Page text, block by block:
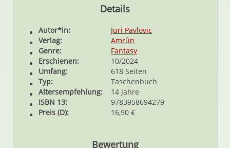
Details
Autor*in:
Juri Pavlovic
Verlag:
Amrûn
Genre:
Fantasy
Erschienen:
10/2024
Umfang:
618 Seiten
Typ:
Taschenbuch
Altersempfehlung:
14 Jahre
ISBN 13:
9783958694279
Preis (D):
16,90 €
Bewertung